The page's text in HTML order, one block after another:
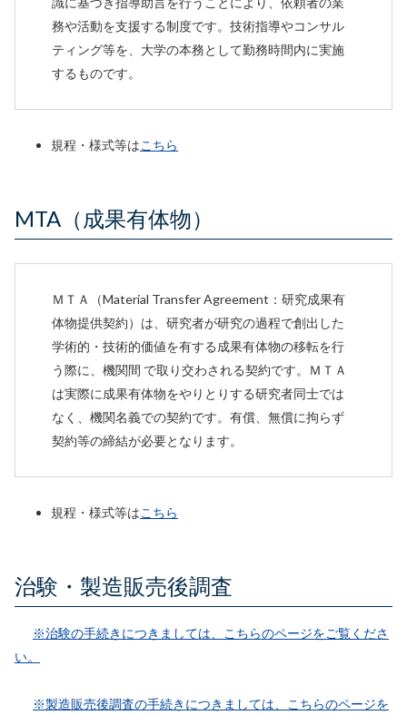
務や活動を支援する制度です。技術指導やコンサル
ティング等を、大学の本務として勤務時間内に実施
するものです。
規程・様式等はこちら
MTA（成果有体物）
ＭＴＡ（Material Transfer Agreement：研究成果有
体物提供契約）は、研究者が研究の過程で創出した
学術的・技術的価値を有する成果有体物の移転を行
う際に、機関間 で取り交わされる契約です。ＭＴＡ
は実際に成果有体物をやりとりする研究者同士では
なく、機関名義での契約です。有償、無償に拘らず
契約等の締結が必要となります。
規程・様式等はこちら
治験・製造販売後調査
※治験の手続きにつきましては、こちらのページをご覧くださ
い。
※製造販売後調査の手続きにつきましては、こちらのページを